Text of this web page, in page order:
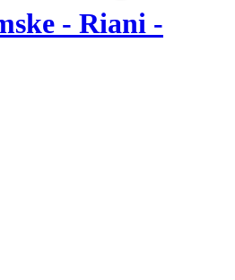
- Riani -